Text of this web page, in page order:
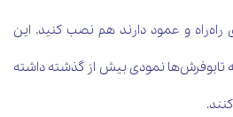
راه‌راه و عمود دارند هم نصب کنید. این
تابوفرش‌ها نمودی بیش از گذشته داشته